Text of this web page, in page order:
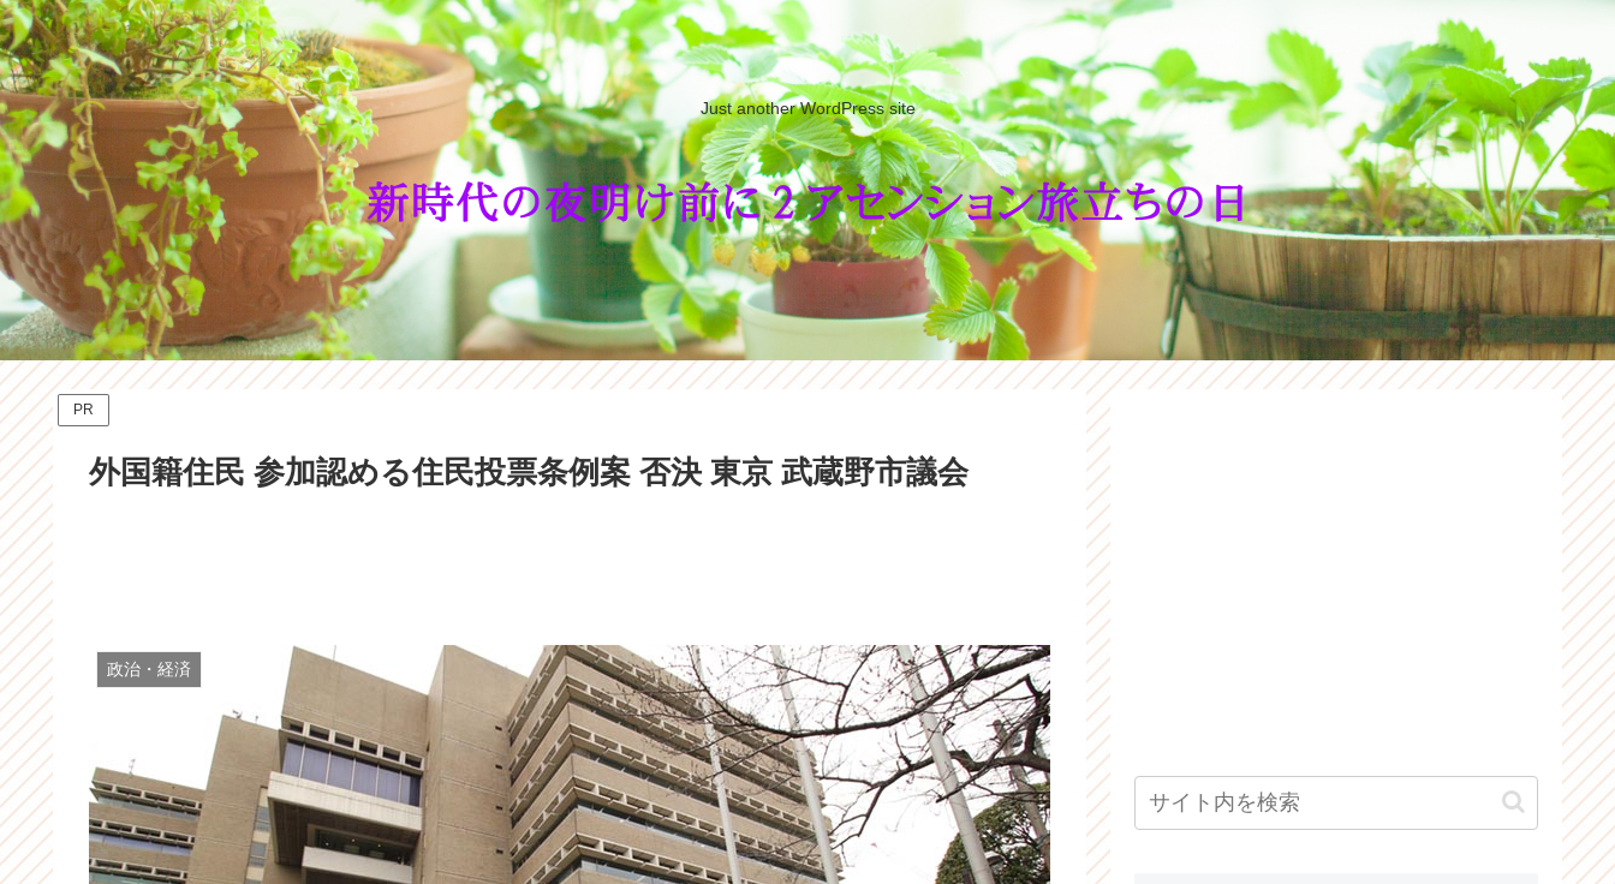
Just another WordPress site
PR
外国籍住民 参加認める住民投票条例案 否決 東京 武蔵野市議会
政治・経済